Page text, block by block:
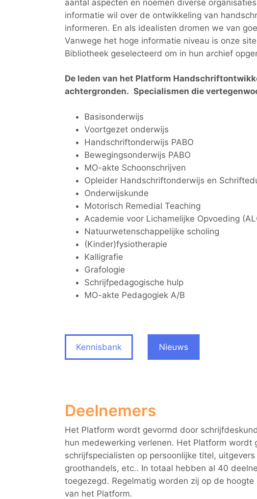
aantal aspecten en noemen diverse
informatie wil over de ontwikkeling van
informeren. En als idealisten dromen we van
Vanwege het hoge informatie niveau is onze
Bibliotheek geselecteerd om in hun archief
De leden van het Platform
achtergronden. Specialismen die
Basisonderwijs
Voortgezet onderwijs
Handschriftonderwijs PABO
Bewegingsonderwijs PABO
MO-akte Schoonschrijven
Opleider Handschriftonderwijs en
Onderwijskunde
Motorisch Remedial Teaching
Academie voor Lichamelijke Opvoeding
Natuurwetenschappelijke scholing
(Kinder)fysiotherapie
Kalligrafie
Grafologie
Schrijfpedagogische hulp
MO-akte Pedagogiek A/B
Kennisbank Nieuws
Deelnemers
Het Platform wordt gevormd door
hun medewerking verlenen. Het Platform wordt
schrijfspecialisten op persoonlijke titel,
groothandels, etc.. In totaal hebben al 40
toegezegd. Regelmatig worden zij op de
van het Platform.